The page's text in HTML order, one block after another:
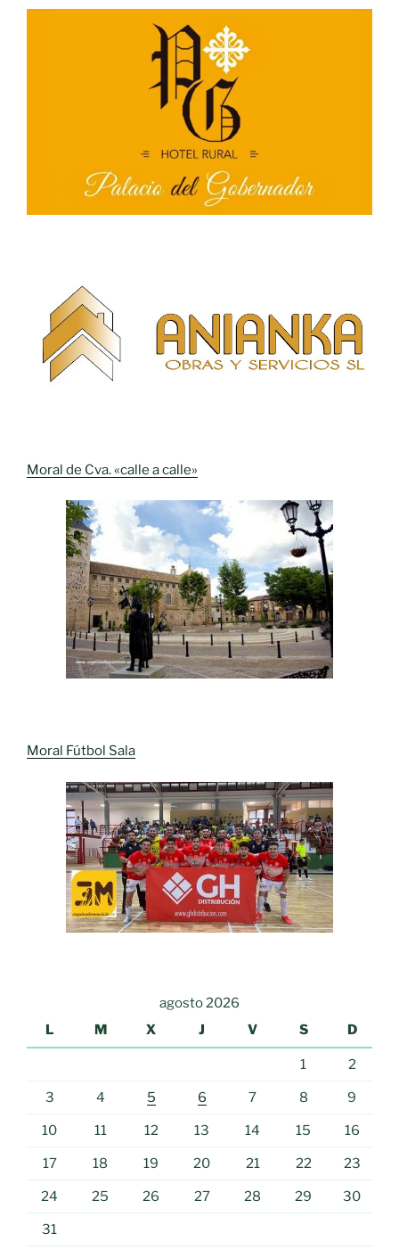
Moral de Cva. «calle a calle»
Moral Fútbol Sala
agosto 2026
L
M X J V S D
1 2
3 4 5 6 7 8 9
10 11 12 13 14 15 16
17 18 19 20 21 22 23
24 25 26 27 28 29 30
31